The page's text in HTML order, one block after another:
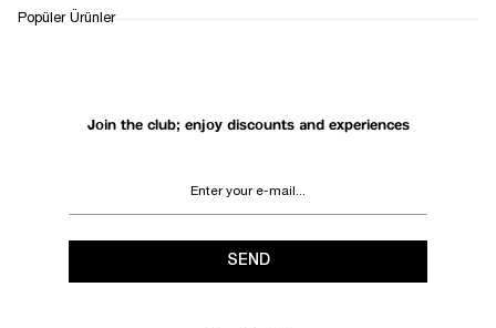
RETURN AND EXCHANGE
Join the club; enjoy discounts and experiences
SEND
Popüler Ürünler